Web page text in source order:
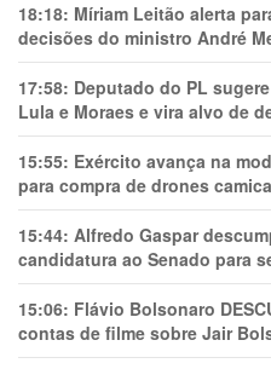
18:18: Míriam Leitão alerta
decisões do ministro André
17:58: Deputado do PL
Lula e Moraes e vira alvo de
15:55: Exército avança na
para compra de drones
15:44: Alfredo Gaspar
candidatura ao Senado para
15:06: Flávio Bolsonaro
contas de filme sobre Jair